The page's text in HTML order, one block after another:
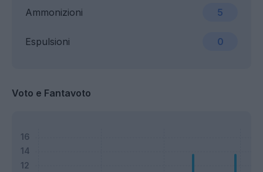
Ammonizioni 5
Espulsioni 0
Voto e Fantavoto